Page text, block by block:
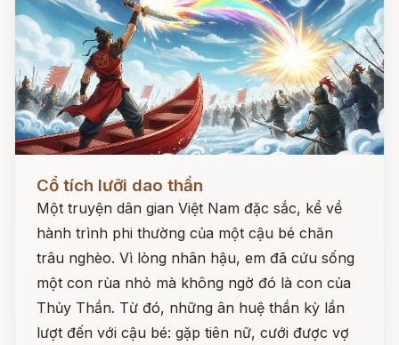
Đọc ngay
Cổ tích lưỡi dao thần
Một truyện dân gian Việt Nam đặc sắc, kể về
hành trình phi thường của một cậu bé chăn
trâu nghèo. Vì lòng nhân hậu, em đã cứu sống
một con rùa nhỏ mà không ngờ đó là con của
Thủy Thần. Từ đó, những ân huệ thần kỳ lần
lượt đến với cậu bé: gặp tiên nữ, cưới được vợ